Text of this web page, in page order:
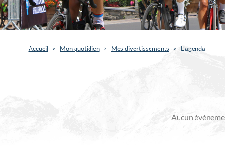
Accueil > Mon quotidien > Mes divertissements > L’agenda
Aucun